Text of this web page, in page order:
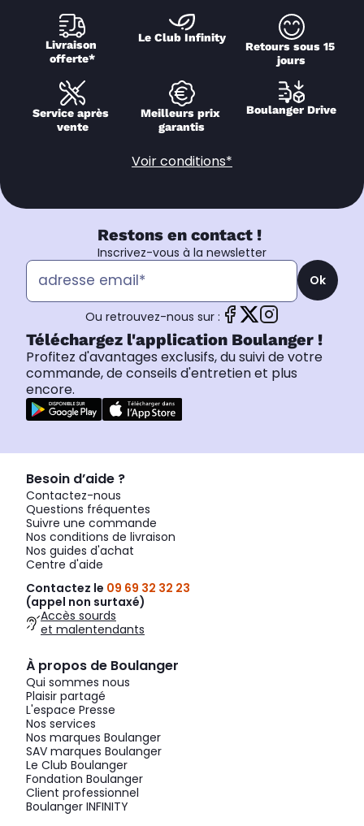
Livraison
offerte*
Le Club Infinity
Retours sous 15
jours
Service après
vente
Meilleurs prix
garantis
Boulanger Drive
Voir conditions*
Restons en contact !
Inscrivez-vous à la newsletter
Ok
Ou retrouvez-nous sur :
Téléchargez l'application Boulanger !
Profitez d'avantages exclusifs, du suivi de votre
commande, de conseils d'entretien et plus
encore.
Besoin d’aide ?
Contactez-nous
Questions fréquentes
Suivre une commande
Nos conditions de livraison
Nos guides d'achat
Centre d'aide
Contactez le 09 69 32 32 23
(appel non surtaxé)
Accès sourds
et malentendants
À propos de Boulanger
Qui sommes nous
Plaisir partagé
L'espace Presse
Nos services
Nos marques Boulanger
SAV marques Boulanger
Le Club Boulanger
Fondation Boulanger
Client professionnel
Boulanger INFINITY